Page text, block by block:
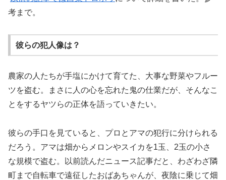
考まで。
彼らの犯人像は？
農家の人たちが手塩にかけて育てた、大事な野菜やフルー
ツを盗む。まさに人の心を忘れた鬼の仕業だが、そんなこ
とをするヤツらの正体を語っていきたい。
彼らの手口を見ていると、プロとアマの犯行に分けられる
だろう。アマは畑からメロンやスイカを1玉、2玉の小さ
な規模で盗む。以前読んだニュース記事だと、わざわざ隣
町まで自転車で遠征したおばあちゃんが、夜陰に乗じて畑